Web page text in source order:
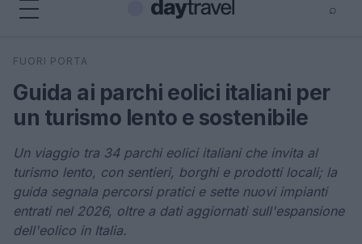
⌕
Cerca
FUORI PORTA
Guida ai parchi eolici italiani per
un turismo lento e sostenibile
Un viaggio tra 34 parchi eolici italiani che invita al
turismo lento, con sentieri, borghi e prodotti locali; la
guida segnala percorsi pratici e sette nuovi impianti
entrati nel 2026, oltre a dati aggiornati sull'espansione
dell'eolico in Italia.